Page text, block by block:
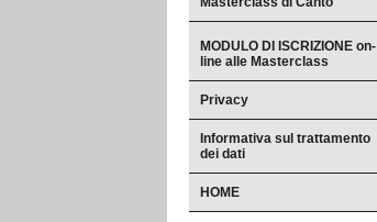
MODULO DI ISCRIZIONE on-
line alle Masterclass
Privacy
Informativa sul trattamento
dei dati
HOME